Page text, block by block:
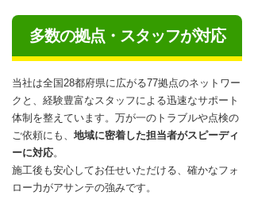
多数の拠点・スタッフが対応
当社は全国28都府県に広がる77拠点のネットワー
クと、経験豊富なスタッフによる迅速なサポート
体制を整えています。万が一のトラブルや点検の
ご依頼にも、 地域に密着した担当者がスピーディ
ーに対応。
施工後も安心してお任せいただける、確かなフォ
ロー力がアサンテの強みです。